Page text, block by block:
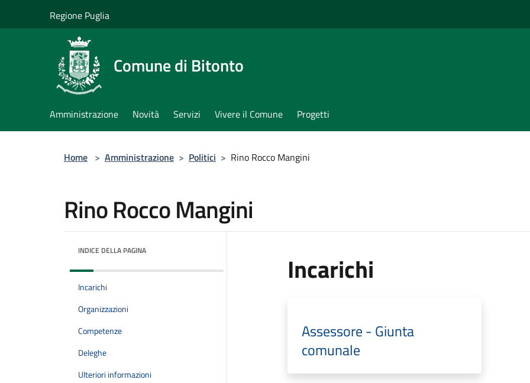
Regione Puglia
Comune di Bitonto
Amministrazione Novità Servizi Vivere il Comune Progetti
Home > Amministrazione > Politici > Rino Rocco Mangini
Rino Rocco Mangini
INDICE DELLA PAGINA
Incarichi
Organizzazioni
Competenze
Deleghe
Ulteriori informazioni
Incarichi
Assessore - Giunta
comunale